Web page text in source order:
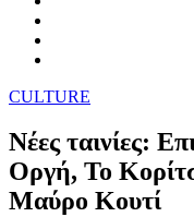
CULTURE
Νέες ταινίες:
Οργή, Το
Μαύρο Κουτί